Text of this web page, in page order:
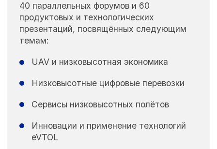
40 параллельных форумов и 60
продуктовых и технологических
презентаций, посвящённых следующим
темам:
UAV и низковысотная экономика
Низковысотные цифровые перевозки
Сервисы низковысотных полётов
Инновации и применение технологий
eVTOL